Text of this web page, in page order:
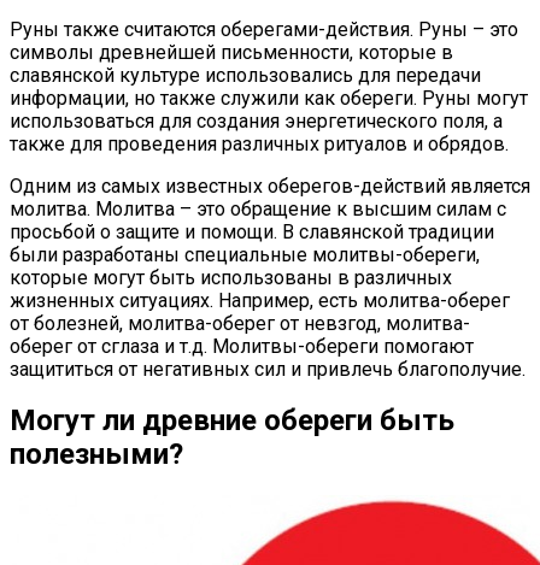
Руны также считаются оберегами-действия. Руны – это
символы древнейшей письменности, которые в
славянской культуре использовались для передачи
информации, но также служили как обереги. Руны могут
использоваться для создания энергетического поля, а
также для проведения различных ритуалов и обрядов.
Одним из самых известных оберегов-действий является
молитва. Молитва – это обращение к высшим силам с
просьбой о защите и помощи. В славянской традиции
были разработаны специальные молитвы-обереги,
которые могут быть использованы в различных
жизненных ситуациях. Например, есть молитва-оберег
от болезней, молитва-оберег от невзгод, молитва-
оберег от сглаза и т.д. Молитвы-обереги помогают
защититься от негативных сил и привлечь благополучие.
Могут ли древние обереги быть
полезными?